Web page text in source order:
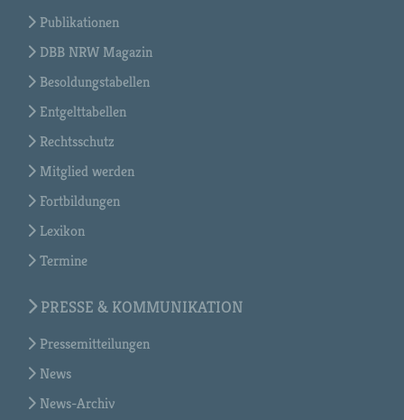
Publikationen
DBB NRW Magazin
Besoldungstabellen
Entgelttabellen
Rechtsschutz
Mitglied werden
Fortbildungen
Lexikon
Termine
PRESSE & KOMMUNIKATION
Pressemitteilungen
News
News-Archiv